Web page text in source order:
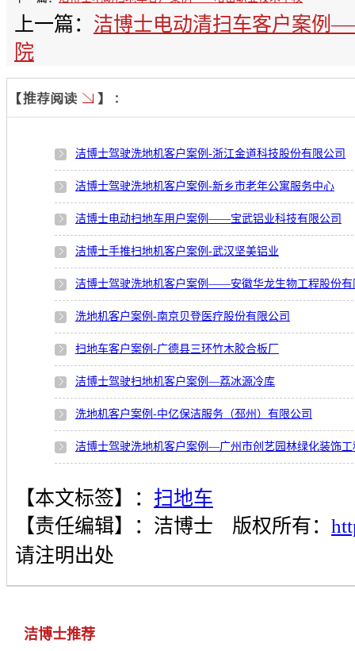
上一篇： 洁博士电动清扫车客户案例
院
洁博士驾驶洗地机客户案例-浙江金道科技股份有限公司
洁博士驾驶洗地机客户案例-新乡市老年公寓服务中心
洁博士电动扫地车用户案例——宝武铝业科技有限公司
洁博士手推扫地机客户案例-武汉坚美铝业
洁博士驾驶洗地机客户案例——安徽华龙生物工程股份有
洗地机客户案例-南京贝登医疗股份有限公司
扫地车客户案例-广德县三环竹木胶合板厂
洁博士驾驶扫地机客户案例—荔冰源冷库
洗地机客户案例-中亿保洁服务（邳州）有限公司
洁博士驾驶洗地机客户案例—广州市创艺园林绿化装饰工
【本文标签】： 扫地车
【责任编辑】： 洁博士 版权所有：
请注明出处
洁博士推荐